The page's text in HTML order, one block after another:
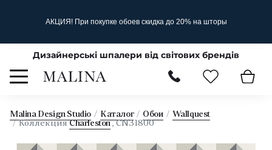
АКЦИЯ! При покупке обоев скидка до 20% на шторы
Дизайнерські шпалери від світових брендів
Malina Design Studio Каталог Обои
Wallquest
Коллекция Charleston , CN31800